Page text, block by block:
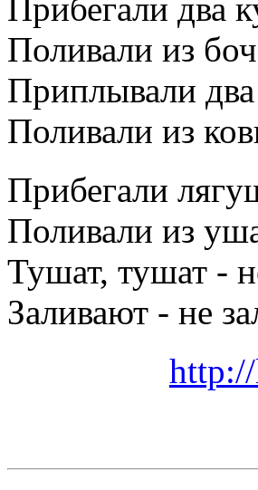
Прибегали два
Поливали из
Приплывали
Поливали из
Прибегали
Поливали из
Тушат, тушат -
Заливают - не